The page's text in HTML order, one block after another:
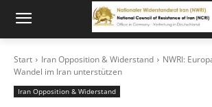
Start Iran Opposition & Widerstand
NWRI:
Wandel im Iran unterstützen
Iran Opposition & Widerstand